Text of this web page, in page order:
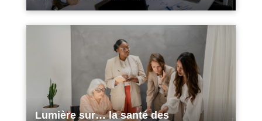
Lumière sur… la santé des